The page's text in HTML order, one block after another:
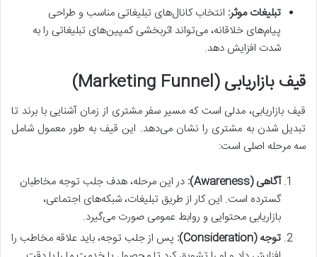
تبلیغات موثر: انتخاب کانال‌های تبلیغاتی مناسب و طراحی
پیام‌های خلاقانه، می‌تواند اثربخشی کمپین‌های تبلیغاتی را به
شدت افزایش دهد.
قیف بازاریابی (Marketing Funnel)
قیف بازاریابی، مدلی است که مسیر سفر مشتری از زمان آشنایی با برند تا
تبدیل شدن به مشتری را نشان می‌دهد. این قیف به طور معمول شامل
سه مرحله اصلی است:
آگاهی (Awareness):
در این مرحله، هدف جلب توجه مخاطبان
گسترده است. این کار از طریق تبلیغات، شبکه‌های اجتماعی،
بازاریابی محتوایی و روابط عمومی صورت می‌گیرد.
توجه (Consideration):
پس از جلب توجه، باید علاقه مخاطب را